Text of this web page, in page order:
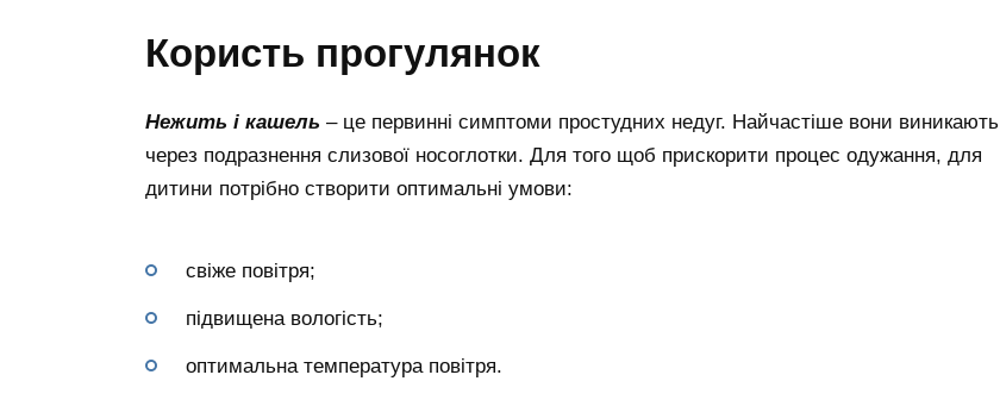
Користь прогулянок
Нежить і кашель – це первинні симптоми простудних недуг. Найчастіше вони виникають
через подразнення слизової носоглотки. Для того щоб прискорити процес одужання, для
дитини потрібно створити оптимальні умови:
свіже повітря;
підвищена вологість;
оптимальна температура повітря.